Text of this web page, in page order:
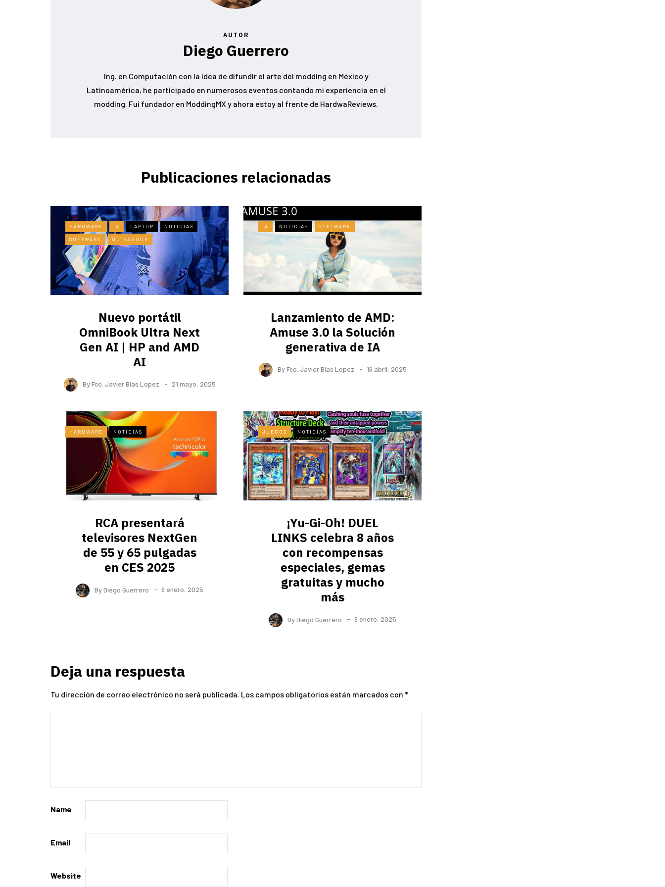
AUTOR
Diego Guerrero
Ing. en Computación con la idea de difundir el arte del modding en México y
Latinoamérica, he participado en numerosos eventos contando mi experiencia en el
modding. Fui fundador en ModdingMX y ahora estoy al frente de HardwaReviews.
Publicaciones relacionadas
HARDWARE IA LAPTOP NOTICIAS
SOFTWARE ULTRABOOK
Nuevo portátil
OmniBook Ultra ​Next
Gen AI | HP and AMD
AI
ByFco. Javier Blas Lopez 21 mayo, 2025
IA NOTICIAS SOFTWARE
Lanzamiento de AMD:
Amuse 3.0 la Solución
generativa de IA
ByFco. Javier Blas Lopez 16 abril, 2025
HARDWARE NOTICIAS
RCA presentará
televisores NextGen
de 55 y 65 pulgadas
en CES 2025
ByDiego Guerrero 6 enero, 2025
JUEGOS NOTICIAS
¡Yu-Gi-Oh! DUEL
LINKS celebra 8 años
con recompensas
especiales, gemas
gratuitas y mucho
más
ByDiego Guerrero 6 enero, 2025
Deja una respuesta
Tu dirección de correo electrónico no será publicada. Los campos obligatorios están marcados con *
Name
Email
Website